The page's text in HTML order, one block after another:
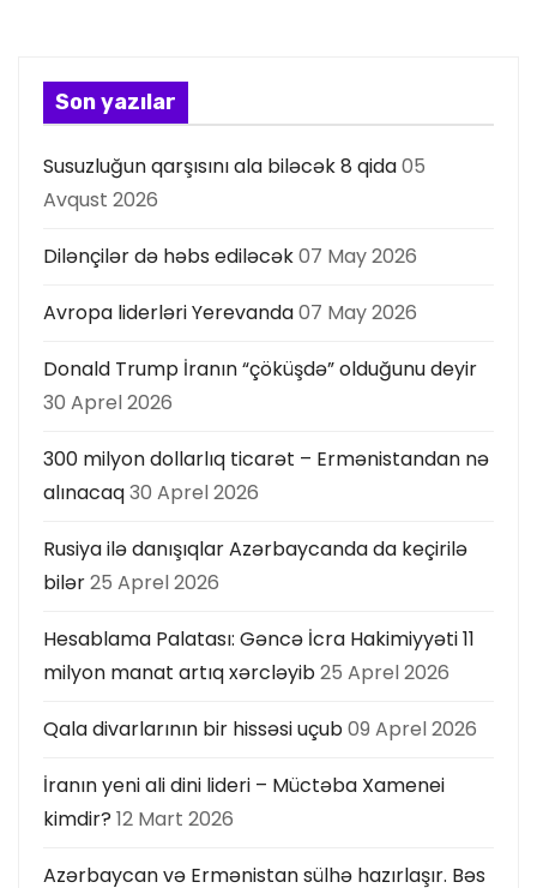
s
ı
Son yazılar
Susuzluğun qarşısını ala biləcək 8 qida05
Avqust 2026
Dilənçilər də həbs ediləcək07 May 2026
Avropa liderləri Yerevanda07 May 2026
Donald Trump İranın “çöküşdə” olduğunu deyir
30 Aprel 2026
300 milyon dollarlıq ticarət – Ermənistandan nə
alınacaq30 Aprel 2026
Rusiya ilə danışıqlar Azərbaycanda da keçirilə
bilər25 Aprel 2026
Hesablama Palatası: Gəncə İcra Hakimiyyəti 11
milyon manat artıq xərcləyib25 Aprel 2026
Qala divarlarının bir hissəsi uçub09 Aprel 2026
İranın yeni ali dini lideri – Müctəba Xamenei
kimdir? 12 Mart 2026
Azərbaycan və Ermənistan sülhə hazırlaşır. Bəs